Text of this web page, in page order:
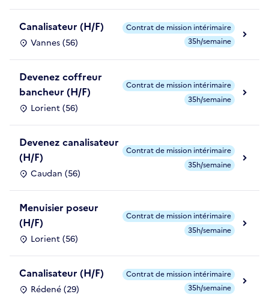
Canalisateur (H/F)
Vannes (56)
Contrat de mission intérimaire
35h/semaine
Devenez coffreur
bancheur (H/F)
Lorient (56)
Contrat de mission intérimaire
35h/semaine
Devenez canalisateur
(H/F)
Caudan (56)
Contrat de mission intérimaire
35h/semaine
Menuisier poseur
(H/F)
Lorient (56)
Contrat de mission intérimaire
35h/semaine
Canalisateur (H/F)
Rédené (29)
Contrat de mission intérimaire
35h/semaine